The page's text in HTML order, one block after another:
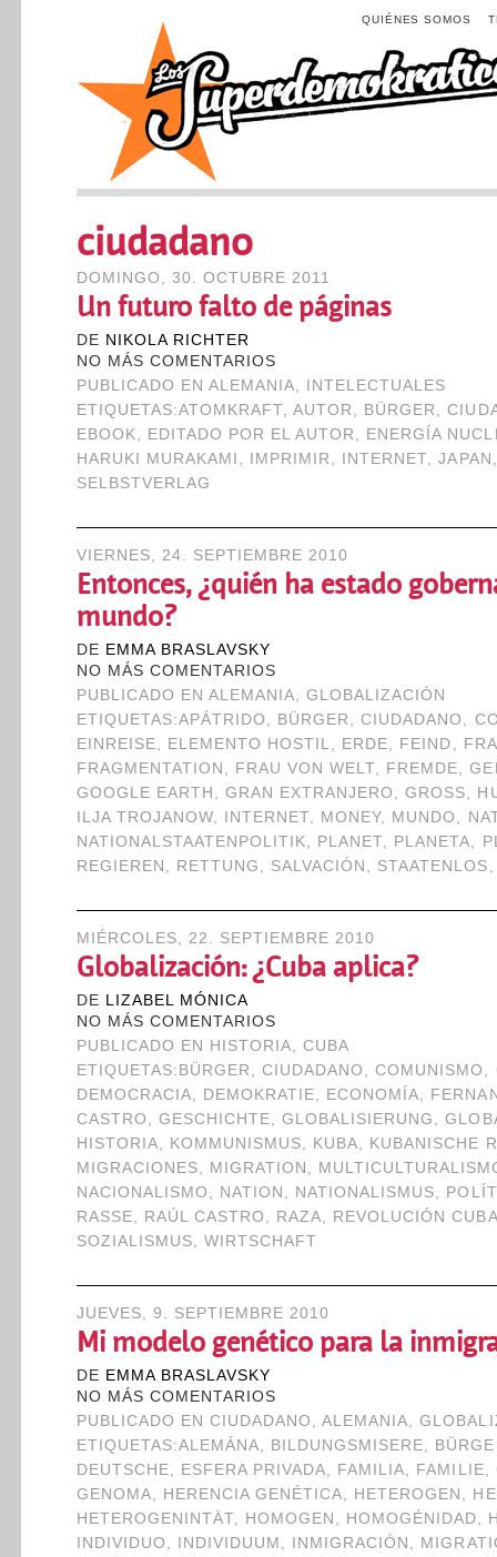
QUIÉNES SOMOS
ciudadano
DOMINGO, 30. OCTUBRE 2011
Un futuro falto de páginas
DE NIKOLA RICHTER
NO MÁS COMENTARIOS
PUBLICADO EN ALEMANIA,
INTELECTUALES
ETIQUETAS:ATOMKRAFT,AUTOR , BÜRGER ,
EBOOK, EDITADO POR EL AUTOR , ENERGÍA
HARUKI MURAKAMI , IMPRIMIR , INTERNET,JAPAN
SELBSTVERLAG
VIERNES, 24. SEPTIEMBRE 2010
Entonces, ¿quién ha estado
mundo?
DE EMMA BRASLAVSKY
NO MÁS COMENTARIOS
PUBLICADO EN ALEMANIA,GLOBALIZACIÓN
ETIQUETAS:APÁTRIDO , BÜRGER ,CIUDADANO ,
EINREISE, ELEMENTO HOSTIL, ERDE, FEIND ,
FRAGMENTATION , FRAU VON WELT, FREMDE,
GOOGLE EARTH , GRAN EXTRANJERO ,GROSS ,
ILJA TROJANOW, INTERNET, MONEY, MUNDO ,
NATIONALSTAATENPOLITIK, PLANET, PLANETA,
REGIEREN , RETTUNG , SALVACIÓN , STAATENLOS
MIÉRCOLES, 22. SEPTIEMBRE 2010
Globalización: ¿Cuba aplica?
DE LIZABEL MÓNICA
NO MÁS COMENTARIOS
PUBLICADO EN
HISTORIA,CUBA
ETIQUETAS: BÜRGER , CIUDADANO ,COMUNISMO ,
DEMOCRACIA, DEMOKRATIE, ECONOMÍA,
CASTRO , GESCHICHTE,GLOBALISIERUNG ,
HISTORIA, KOMMUNISMUS, KUBA, KUBANISCHE
MIGRACIONES, MIGRATION ,
NACIONALISMO , NATION , NATIONALISMUS,
RASSE, RAÚL CASTRO , RAZA, REVOLUCIÓN
SOZIALISMUS, WIRTSCHAFT
JUEVES, 9. SEPTIEMBRE 2010
Mi modelo genético para la
DE EMMA BRASLAVSKY
NO MÁS COMENTARIOS
PUBLICADO EN CIUDADANO ,ALEMANIA,
ETIQUETAS:ALEMÁNA, BILDUNGSMISERE,
DEUTSCHE, ESFERA PRIVADA, FAMILIA, FAMILIE,
GENOMA, HERENCIA GENÉTICA, HETEROGEN ,
HETEROGENINTÄT, HOMOGEN , HOMOGÉNIDAD,
INDIVIDUO , INDIVIDUUM , INMIGRACIÓN ,